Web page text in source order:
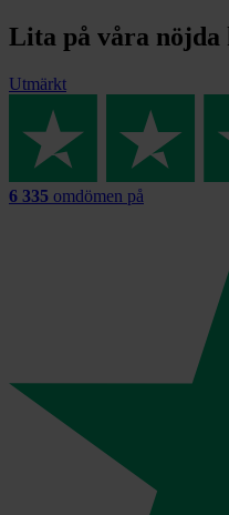
Lita på våra nöjda
Utmärkt
6 335 omdömen på